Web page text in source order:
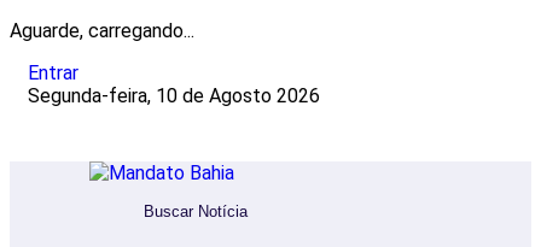
Aguarde, carregando...
Entrar
Segunda-feira, 10 de Agosto 2026